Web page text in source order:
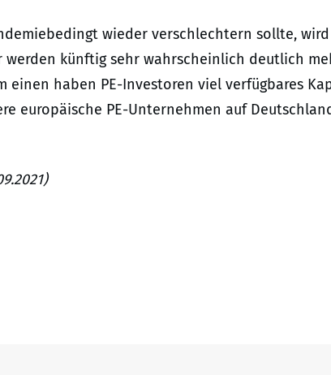
wieder verschlechtern sollte,
künftig sehr wahrscheinlich deutlich
einen haben PE-Investoren viel verfügbares
europäische PE-Unternehmen auf